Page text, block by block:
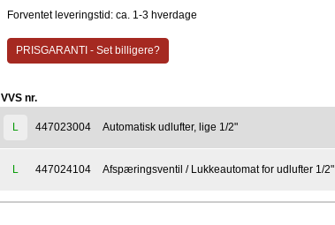
Forventet leveringstid: ca. 1-3 hverdage
PRISGARANTI - Set billigere?
VVS nr.
L 447023004 Automatisk udlufter, lige 1/2"
L 447024104 Afspæringsventil / Lukkeautomat for udlufter 1/2"